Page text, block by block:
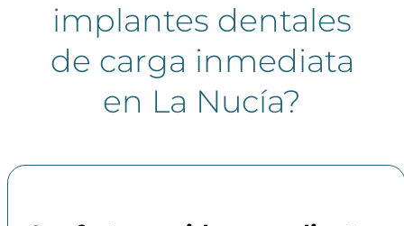
implantes dentales
de carga inmediata
en La Nucía?